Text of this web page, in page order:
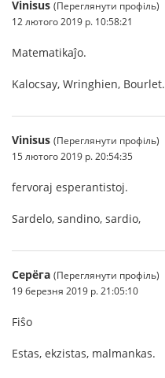
Vinisus (Переглянути профіль)
12 лютого 2019 р. 10:58:21
Matematikaĵo.
Kalocsay, Wringhien, Bourlet.
Vinisus (Переглянути профіль)
15 лютого 2019 р. 20:54:35
fervoraj esperantistoj.
Sardelo, sandino, sardio,
Серёга (Переглянути профіль)
19 березня 2019 р. 21:05:10
Fiŝo
Estas, ekzistas, malmankas.